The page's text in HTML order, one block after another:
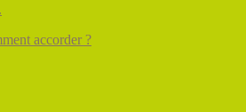
accorder ?